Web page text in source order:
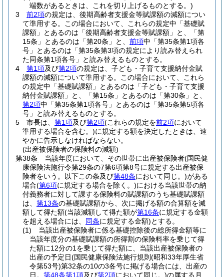
端数があるときは、これを切り上げるものとする。)
3
前2項の規定は、後期高齢者支援金等賦課額の減額につい
て準用する。
この場合において、これらの規定中「基礎賦
課額」とあるのは「後期高齢者支援金等賦課額」と、「第
15条」とあるのは「第20条」と、 前項中「第35条第1項各
号」とあるのは「第35条第3項の規定により読み替えられ
た同条第1項各号」と読み替えるものとする。
4
第1項及び第2項の規定は、子ども・子育て支援納付金賦
課額の減額について準用する。
この場合において、これら
の規定中「基礎賦課額」とあるのは「子ども・子育て支援
納付金賦課額」と、「第15条」とあるのは「第30条」と、
第2項中「第35条第1項各号」とあるのは「第35条第5項各
号」と読み替えるものとする。
5
市長は、 第1項及び第2項(これらの規定を前2項において
準用する場合を含む。)に規定する額を決定したときは、速
やかに告示しなければならない。
(出産被保険者の保険料の減額)
第38条
当該年度において、その世帯に出産被保険者(国民健
康保険法施行令第29条の7第6項第8号に規定する出産被保
険者をいう。以下この条及び第48条において同じ。)がある
場合(第6項に規定する場合を除く。)における当該世帯の納
付義務者に対して課する保険料の賦課額のうち基礎賦課額
は、 第13条の基礎賦課額から、次に掲げる額の合算額を減
額して得た額(当該減額して得た額が第16条に規定する金額
を超える場合には、 同条に規定する金額)とする。
(1)
当該出産被保険者に係る基礎控除後の総所得金額等に
当該年度分の基礎賦課額の所得割の保険料率を乗じて得
た額に12分の1を乗じて得た額に、当該出産被保険者の
出産の予定日(国民健康保険法施行規則 (昭和33年厚生省
令第53号)第32条の10の3各号に掲げる場合には、出産の
日。 第48条第1項及び第2項において同じ。)の属する月